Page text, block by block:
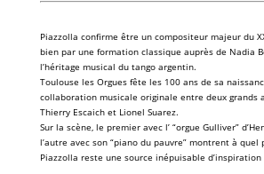
Piazzolla confirme être un compositeur majeur du
bien par une formation classique auprès de Nadia
l’héritage musical du tango argentin.
Toulouse les Orguesfête les 100 ans de sa
collaboration musicale originale entre deux grands
Thierry Escaichet Lionel Suarez.
Sur la scène, le premier avec l’ “orgue Gulliver” d’
l’autre avec son “piano du pauvre” montrent à
Piazzolla reste une source inépuisable d’inspiration